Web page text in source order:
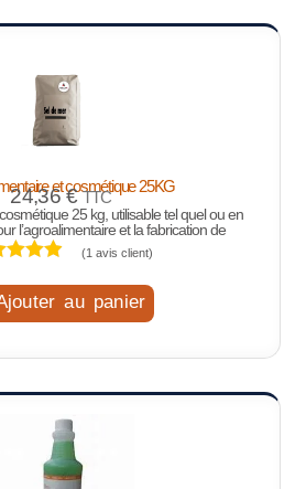
et cosmétique 25KG
24,36€ TTC
25 kg, utilisable tel quel ou en
l’agroalimentaire et la fabrication de
(1 avis client)
au panier